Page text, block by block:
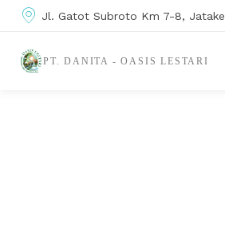
Jl. Gatot Subroto Km 7-8, Jatake
PT. DANITA - OASIS LESTARI